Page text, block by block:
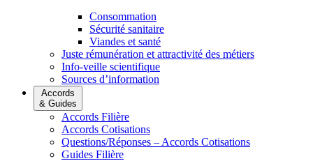
Consommation
Sécurité sanitaire
Viandes et santé
Juste rémunération et attractivité des métiers
Info-veille scientifique
Sources d’information
Accords
& Guides
Accords Filière
Accords Cotisations
Questions/Réponses – Accords Cotisations
Guides Filière